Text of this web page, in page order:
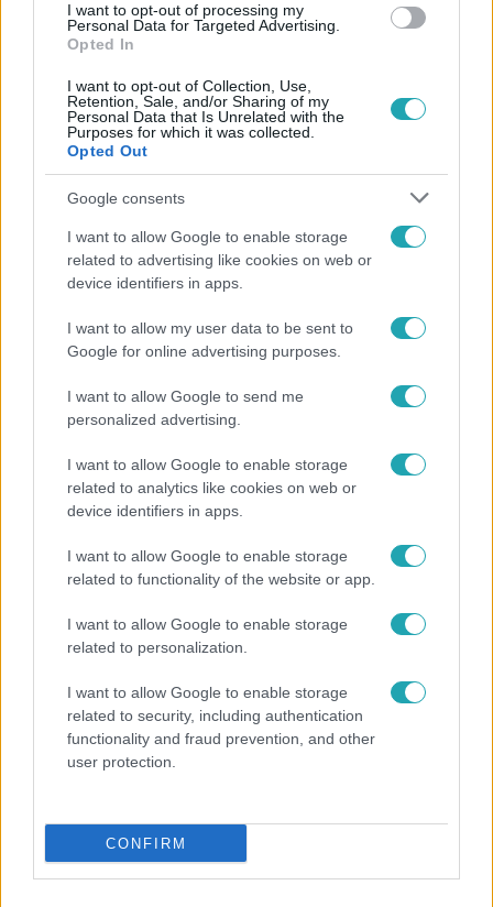
I want to opt-out of processing my
Personal Data for Targeted Advertising.
Opted In
I want to opt-out of Collection, Use,
Retention, Sale, and/or Sharing of my
Personal Data that Is Unrelated with the
Purposes for which it was collected.
Opted Out
Google consents
I want to allow Google to enable storage
related to advertising like cookies on web or
device identifiers in apps.
I want to allow my user data to be sent to
Google for online advertising purposes.
I want to allow Google to send me
personalized advertising.
I want to allow Google to enable storage
related to analytics like cookies on web or
device identifiers in apps.
I want to allow Google to enable storage
related to functionality of the website or app.
I want to allow Google to enable storage
related to personalization.
I want to allow Google to enable storage
related to security, including authentication
functionality and fraud prevention, and other
user protection.
CONFIRM
Kultúra
Sinead O'Connor életrajzi filmre készült a halála
előtt, ezekkel a sztárokkal forgatta volna
dolgozta volna fel. Demi Moore is szerepet kapott volna.
Kultúra
Minden, amit az Amy Winehouse életét bemutató
Hétfőn megkezdték a tragikus körülmények között
elhunyt énekesnő életéről szóló film forgatását.
Összegyűjtöttük, hogy mit árultak el eddig a Back to
Blackről.